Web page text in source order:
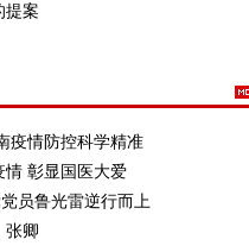
提案
疫情防控科学精准
彰显国医大爱
员鲁光雷逆行而上
卿